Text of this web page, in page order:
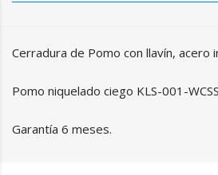
Cerradura de Pomo con llavín, acero
Pomo niquelado ciego KLS-001-WCSS
Garantía 6 meses.